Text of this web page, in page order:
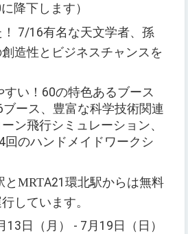
に降下します ）
7/16有名な天文学者、孫
造性とビジネスチャンスを
い！ 60の特色あるブース
ブース、豊富な科学技術関連
ン飛行シミュレーション、
回のハンドメイドワークシ
とMRTA21 環北駅からは無料
しています。
13 日 （ 月 ） - 7 月 19 日 （ 日 ）